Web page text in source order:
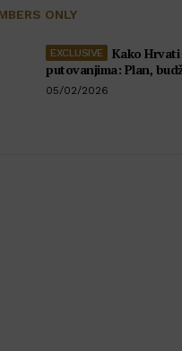
ONLY
Kako
putovanjima: Plan,
05/02/2026